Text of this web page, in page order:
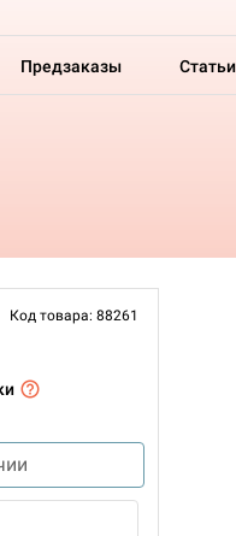
Предзаказы Статьи
Код товара: 88261